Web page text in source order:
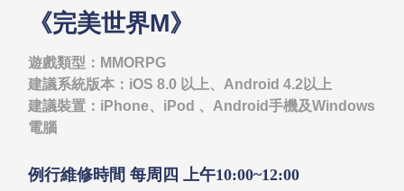
《完美世界M》
遊戲類型：MMORPG
建議系統版本：iOS 8.0 以上、Android 4.2以上
建議裝置：iPhone、iPod 、Android手機及Windows
電腦
例行維修時間 每周四 上午10:00~12:00